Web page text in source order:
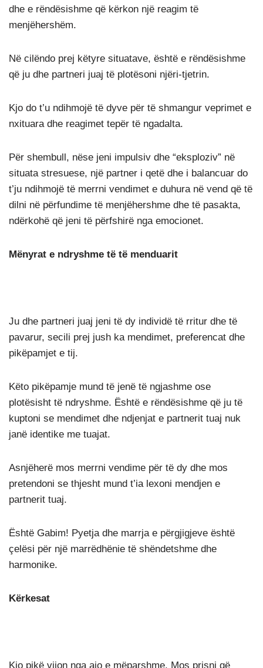
dhe e rëndësishme që kërkon një reagim të
menjëhershëm.
Në cilëndo prej këtyre situatave, është e rëndësishme
që ju dhe partneri juaj të plotësoni njëri-tjetrin.
Kjo do t’u ndihmojë të dyve për të shmangur veprimet e
nxituara dhe reagimet tepër të ngadalta.
Për shembull, nëse jeni impulsiv dhe “eksploziv” në
situata stresuese, një partner i qetë dhe i balancuar do
t’ju ndihmojë të merrni vendimet e duhura në vend që të
dilni në përfundime të menjëhershme dhe të pasakta,
ndërkohë që jeni të përfshirë nga emocionet.
Mënyrat e ndryshme të të menduarit
Ju dhe partneri juaj jeni të dy individë të rritur dhe të
pavarur, secili prej jush ka mendimet, preferencat dhe
pikëpamjet e tij.
Këto pikëpamje mund të jenë të ngjashme ose
plotësisht të ndryshme. Është e rëndësishme që ju të
kuptoni se mendimet dhe ndjenjat e partnerit tuaj nuk
janë identike me tuajat.
Asnjëherë mos merrni vendime për të dy dhe mos
pretendoni se thjesht mund t’ia lexoni mendjen e
partnerit tuaj.
Është Gabim! Pyetja dhe marrja e përgjigjeve është
çelësi për një marrëdhënie të shëndetshme dhe
harmonike.
Kërkesat
Kjo pikë vijon nga ajo e mëparshme. Mos prisni që